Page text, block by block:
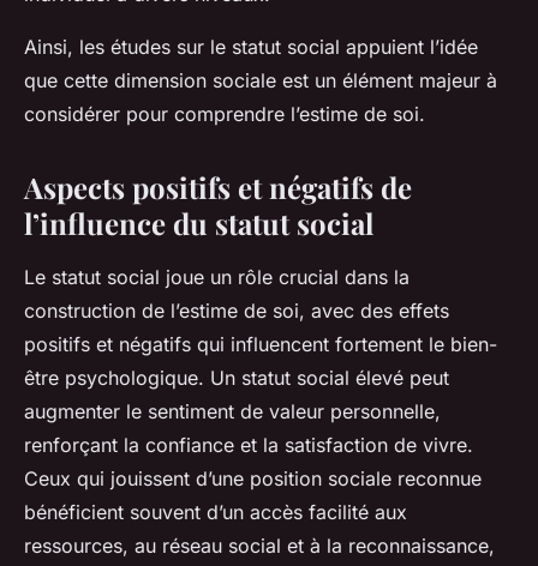
Ainsi, les études sur le statut social appuient l’idée
que cette dimension sociale est un élément majeur à
considérer pour comprendre l’estime de soi.
Aspects positifs et négatifs de
l’influence du statut social
Le statut social joue un rôle crucial dans la
construction de l’estime de soi, avec des effets
positifs et négatifs qui influencent fortement le bien-
être psychologique. Un statut social élevé peut
augmenter le sentiment de valeur personnelle,
renforçant la confiance et la satisfaction de vivre.
Ceux qui jouissent d’une position sociale reconnue
bénéficient souvent d’un accès facilité aux
ressources, au réseau social et à la reconnaissance,